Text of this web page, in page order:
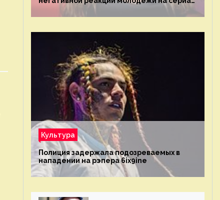
Культура
Полиция задержала подозреваемых в
нападении на рэпера 6ix9ine